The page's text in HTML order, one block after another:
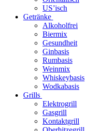
US’isch
Getränke
Alkoholfrei
Biermix
Gesundheit
Ginbasis
Rumbasis
Weinmix
Whiskeybasis
Wodkabasis
Grills
Elektrogrill
Gasgrill
Kontaktgrill